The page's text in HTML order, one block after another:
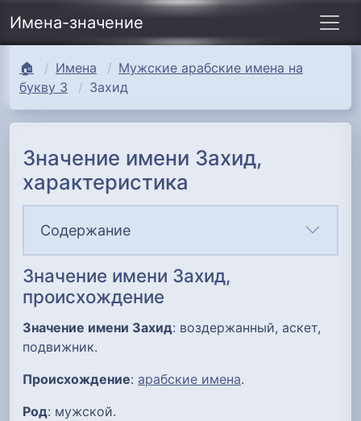
Имена-значение
🏠 Имена
Мужские арабские имена на
букву З
Захид
Значение имени Захид,
характеристика
Содержание
Значение имени Захид,
происхождение
Значение имени Захид: воздержанный, аскет,
подвижник.
Происхождение: арабские имена.
Род: мужской.